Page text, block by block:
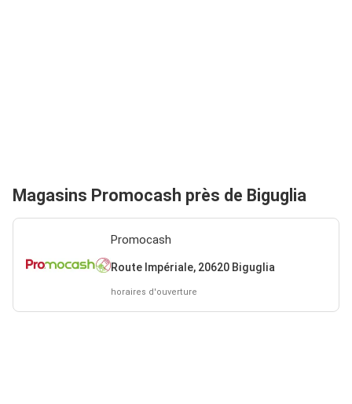
Magasins Promocash près de Biguglia
Promocash
Route Impériale, 20620 Biguglia
horaires d'ouverture